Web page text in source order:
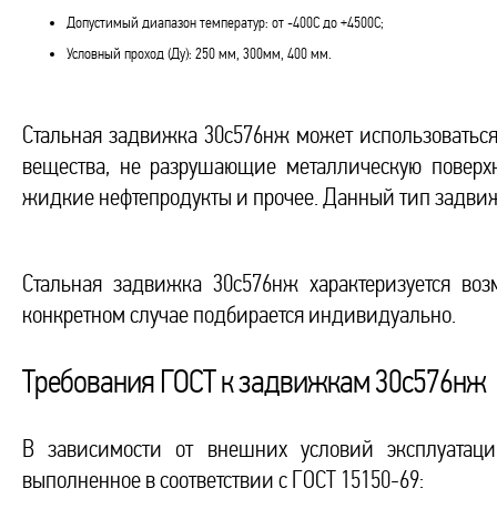
Допустимый диапазон температур: от -400С до +4500С;
Условный проход (Ду): 250 мм, 300мм, 400 мм.
Стальная задвижка 30с576нж может
вещества, не разрушающие металлическую
жидкие нефтепродукты и прочее. Данный тип
Стальная задвижка 30с576нж характеризуется
конкретном случае подбирается индивидуально.
Требования ГОСТ к задвижкам 30с576нж
В зависимости от внешних условий
выполненное в соответствии с ГОСТ 15150-69: